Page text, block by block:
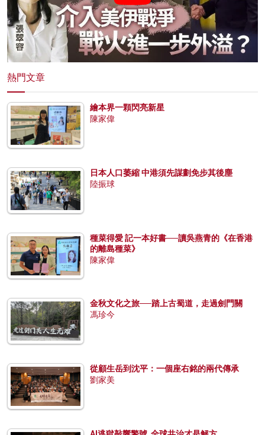
熱門文章
繪本界一顆閃亮新星
陳家偉
日本人口萎縮 中港須先謀劃免步其後塵
陸振球
種菜得愛 記一本好書──讀吳燕青的《在香港
的離島種菜》
陳家偉
金秋文化之旅──踏上古蜀道，走過劍門關
馮珍今
從顧生岳到沈平：一個座右銘的兩代傳承
劉家美